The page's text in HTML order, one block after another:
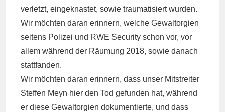
verletzt, eingeknastet, sowie traumatisiert wurden.
Wir möchten daran erinnern, welche Gewaltorgien
seitens Polizei und RWE Security schon vor, vor
allem während der Räumung 2018, sowie danach
stattfanden.
Wir möchten daran erinnern, dass unser Mitstreiter
Steffen Meyn hier den Tod gefunden hat, während
er diese Gewaltorgien dokumentierte, und dass